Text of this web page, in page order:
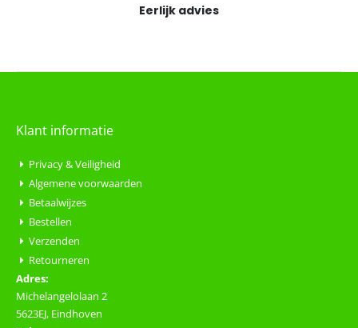
Eerlijk advies
Klant informatie
Privacy & Veiligheid
Algemene voorwaarden
Betaalwijzes
Bestellen
Verzenden
Retourneren
Adres:
Michelangelolaan 2
5623EJ, Eindhoven